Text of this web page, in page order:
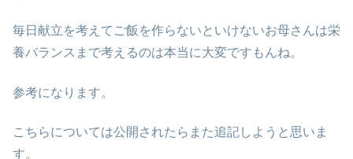
毎日献立を考えてご飯を作らないといけないお母さんは栄
養バランスまで考えるのは本当に大変ですもんね。
参考になります。
こちらについては公開されたらまた追記しようと思いま
す。